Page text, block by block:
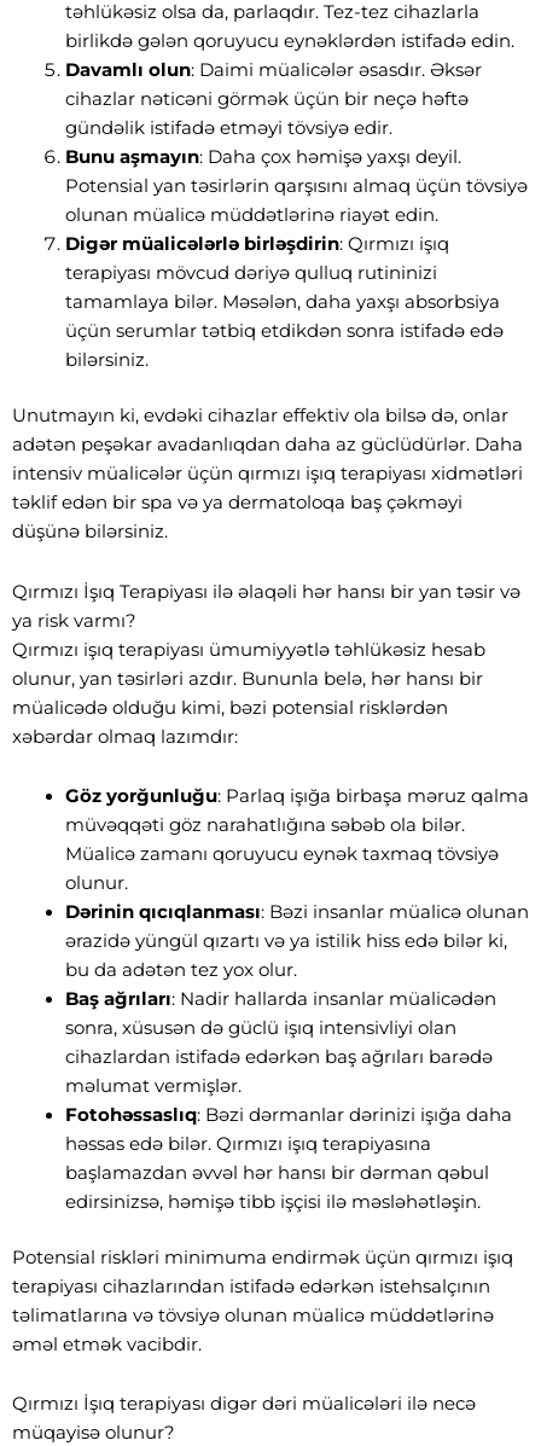
təhlükəsiz olsa da, parlaqdır. Tez-tez cihazlarla
birlikdə gələn qoruyucu eynəklərdən istifadə edin.
Davamlı olun: Daimi müalicələr əsasdır. Əksər
cihazlar nəticəni görmək üçün bir neçə həftə
gündəlik istifadə etməyi tövsiyə edir.
Bunu aşmayın: Daha çox həmişə yaxşı deyil.
Potensial yan təsirlərin qarşısını almaq üçün tövsiyə
olunan müalicə müddətlərinə riayət edin.
Digər müalicələrlə birləşdirin: Qırmızı işıq
terapiyası mövcud dəriyə qulluq rutininizi
tamamlaya bilər. Məsələn, daha yaxşı absorbsiya
üçün serumlar tətbiq etdikdən sonra istifadə edə
bilərsiniz.
Unutmayın ki, evdəki cihazlar effektiv ola bilsə də, onlar
adətən peşəkar avadanlıqdan daha az güclüdürlər. Daha
intensiv müalicələr üçün qırmızı işıq terapiyası xidmətləri
təklif edən bir spa və ya dermatoloqa baş çəkməyi
düşünə bilərsiniz.
Qırmızı İşıq Terapiyası ilə əlaqəli hər hansı bir yan təsir və
ya risk varmı?
Qırmızı işıq terapiyası ümumiyyətlə təhlükəsiz hesab
olunur, yan təsirləri azdır. Bununla belə, hər hansı bir
müalicədə olduğu kimi, bəzi potensial risklərdən
xəbərdar olmaq lazımdır:
Göz yorğunluğu: Parlaq işığa birbaşa məruz qalma
müvəqqəti göz narahatlığına səbəb ola bilər.
Müalicə zamanı qoruyucu eynək taxmaq tövsiyə
olunur.
Dərinin qıcıqlanması: Bəzi insanlar müalicə olunan
ərazidə yüngül qızartı və ya istilik hiss edə bilər ki,
bu da adətən tez yox olur.
Baş ağrıları: Nadir hallarda insanlar müalicədən
sonra, xüsusən də güclü işıq intensivliyi olan
cihazlardan istifadə edərkən baş ağrıları barədə
məlumat vermişlər.
Fotohəssaslıq: Bəzi dərmanlar dərinizi işığa daha
həssas edə bilər. Qırmızı işıq terapiyasına
başlamazdan əvvəl hər hansı bir dərman qəbul
edirsinizsə, həmişə tibb işçisi ilə məsləhətləşin.
Potensial riskləri minimuma endirmək üçün qırmızı işıq
terapiyası cihazlarından istifadə edərkən istehsalçının
təlimatlarına və tövsiyə olunan müalicə müddətlərinə
əməl etmək vacibdir.
Qırmızı İşıq terapiyası digər dəri müalicələri ilə necə
müqayisə olunur?